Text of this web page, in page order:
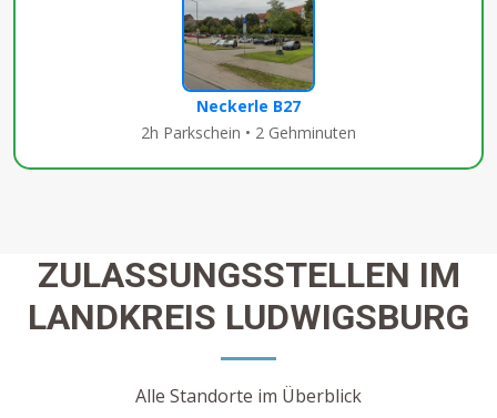
Neckerle B27
2h Parkschein • 2 Gehminuten
ZULASSUNGSSTELLEN IM
LANDKREIS LUDWIGSBURG
Alle Standorte im Überblick